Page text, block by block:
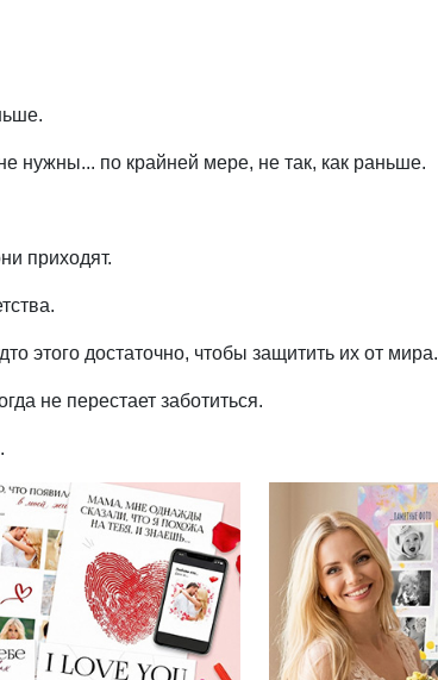
нужны... по крайней мере, не так, как раньше.
приходят.
этого достаточно, чтобы защитить их от мира.
не перестает заботиться.